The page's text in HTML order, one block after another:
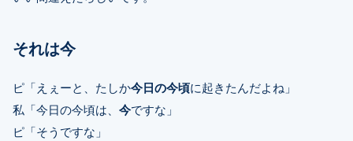
それは今
ピ「えぇーと、たしか今日の今頃に起きたんだよね」
私「今日の今頃は、 今ですな」
ピ「そうですな」